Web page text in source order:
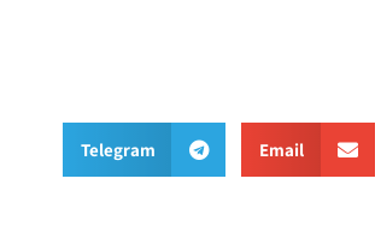
Email
Telegram